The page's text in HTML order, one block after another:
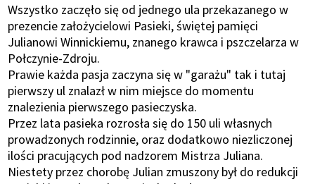
Wszystko zaczęło się od jednego ula przekazanego w
prezencie założycielowi Pasieki, świętej pamięci
Julianowi Winnickiemu, znanego krawca i pszczelarza w
Połczynie-Zdroju.
Prawie każda pasja zaczyna się w "garażu" tak i tutaj
pierwszy ul znalazł w nim miejsce do momentu
znalezienia pierwszego pasieczyska.
Przez lata pasieka rozrosła się do 150 uli własnych
prowadzonych rodzinnie, oraz dodatkowo niezliczonej
ilości pracujących pod nadzorem Mistrza Juliana.
Niestety przez chorobę Julian zmuszony był do redukcji